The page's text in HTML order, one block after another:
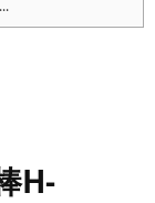
H-